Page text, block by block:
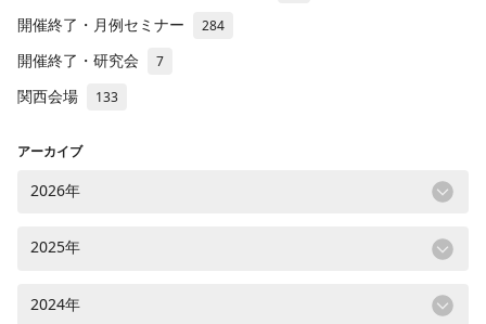
開催終了・月例セミナー 284
開催終了・研究会 7
関西会場 133
アーカイブ
2026年
2025年
2024年